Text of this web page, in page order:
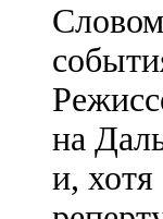
на
и, хотя